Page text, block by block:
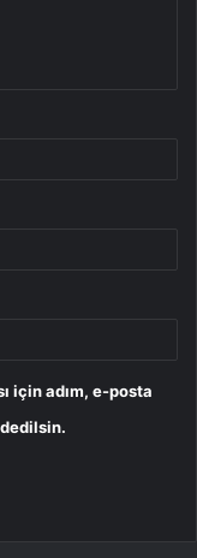
için adım, e-posta